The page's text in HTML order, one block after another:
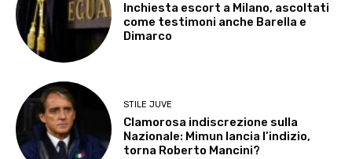
Inchiesta escort a Milano, ascoltati
come testimoni anche Barella e
Dimarco
STILE JUVE
Clamorosa indiscrezione sulla
Nazionale: Mimun lancia l’indizio,
torna Roberto Mancini?